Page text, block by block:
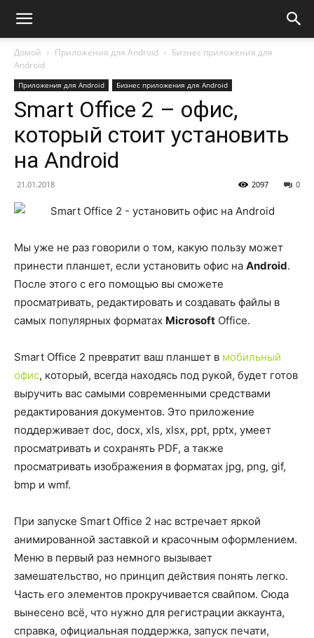
Домой Приложения для Android
Бизнес приложения для
Android
Приложения для Android Бизнес приложения для Android
Smart Office 2 – офис,
который стоит установить
на Android
21.01.2018 0
2097
Мы уже не раз говорили о том, какую пользу может
принести планшет, если установить офис на Android.
После этого с его помощью вы сможете
просматривать, редактировать и создавать файлы в
самых популярных форматах Microsoft Office.
Smart Office 2 превратит ваш планшет в мобильный
офис, который, всегда находясь под рукой, будет готов
выручить вас самыми современными средствами
редактирования документов. Это приложение
поддерживает doc, docx, xls, xlsx, ppt, pptx, умеет
просматривать и сохранять PDF, а также
просматривать изображения в форматах jpg, png, gif,
bmp и wmf.
При запуске Smart Office 2 нас встречает яркой
анимированной заставкой и красочным оформлением.
Меню в первый раз немного вызывает
замешательство, но принцип действия понять легко.
Часть его элементов прокручивается свайпом. Сюда
вынесено всё, что нужно для регистрации аккаунта,
справка, официальная поддержка, запуск печати,